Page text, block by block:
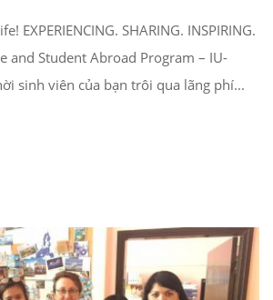
EXPERIENCING. SHARING. INSPIRING.
and Student Abroad Program – IU-
sinh viên của bạn trôi qua lãng phí...